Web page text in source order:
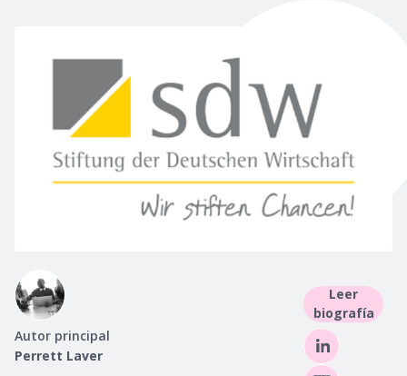
Autor principal
Perrett Laver
Leer
biografía